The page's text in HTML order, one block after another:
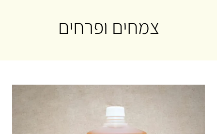
צמחים ופרחים